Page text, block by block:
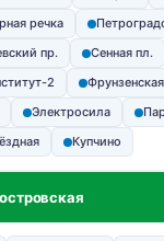
речка
пр.
Сенная пл.
2
Фрунзенская
Электросила
Купчино